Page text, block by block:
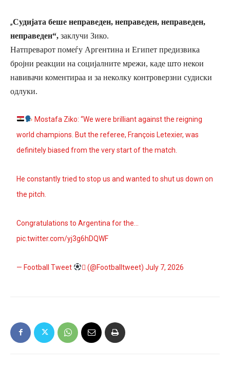
„Судијата беше неправеден, неправеден, неправеден,
неправеден“, заклучи Зико.
Натпреварот помеѓу Аргентина и Египет предизвика
бројни реакции на социјалните мрежи, каде што некои
навивачи коментираа и за неколку контроверзни судиски
одлуки.
Mostafa Ziko: “We were brilliant against the reigning
world champions. But the referee, François Letexier, was
definitely biased from the very start of the match.
He constantly tried to stop us and wanted to shut us down on
the pitch.
Congratulations to Argentina for the…
pic.twitter.com/yj3g6hDQWF
— Football Tweet  (@Footballtweet)July 7, 2026